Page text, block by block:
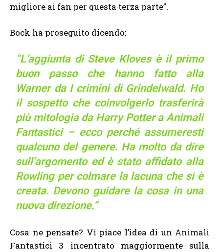
migliore ai fan per questa terza parte”.
Bock ha proseguito dicendo:
“L’aggiunta di Steve Kloves è il primo
buon passo che hanno fatto alla
Warner da I crimini di Grindelwald. Ho
il sospetto che coinvolgerlo trasferirà
più mitologia da Harry Potter a Animali
Fantastici – ecco perché assumeresti
qualcuno del genere. Ha molto da dire
sull’argomento ed è stato affidato alla
Rowling per colmare la lacuna che si è
creata. Devono guidare la cosa in una
nuova direzione.”
Cosa ne pensate? Vi piace l’idea di un Animali
Fantastici 3 incentrato maggiormente sulla